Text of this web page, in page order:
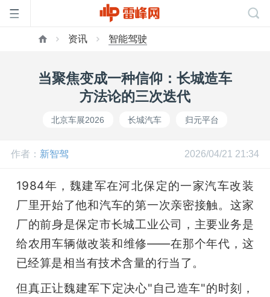
网
开
资讯 智能驾驶
当聚焦变成一种信仰：长城造车
方法论的三次迭代
北京车展2026 长城汽车 归元平台
作者： 新智驾 2026/04/21 21:34
1984年，魏建军在河北保定的一家汽车改装
厂里开始了他和汽车的第一次亲密接触。这家
厂的前身是保定市长城工业公司，主要业务是
给农用车辆做改装和维修——在那个年代，这
已经算是相当有技术含量的行当了。
但真正让魏建军下定决心"自己造车"的时刻，